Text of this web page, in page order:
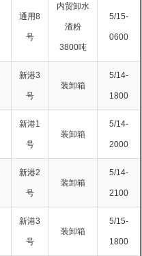
通用8
号
内贸卸水
渣粉
3800吨
5/15-
0600
新港3
号
装卸箱
5/14-
1800
新港1
号
装卸箱
5/14-
2000
新港2
号
装卸箱
5/14-
2100
新港3
号
装卸箱
5/15-
1800